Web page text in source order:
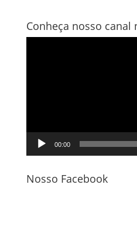
Conheça nosso canal
00:00
Nosso Facebook